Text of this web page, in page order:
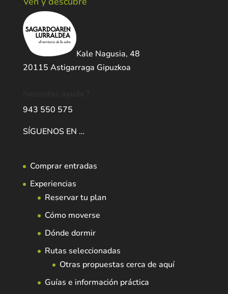
Kale Nagusia, 48
20115 Astigarraga Gipuzkoa
943 550 575
SÍGUENOS EN …
Comprar entradas
Experiencias
Reservar tu plan
Cómo moverse
Dónde dormir
Rutas seleccionadas
Otras propuestas cerca de aquí
Guías e información práctica